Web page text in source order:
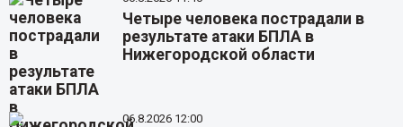
Четыре человека пострадали в
результате атаки БПЛА в
Нижегородской области
06.8.2026 12:00